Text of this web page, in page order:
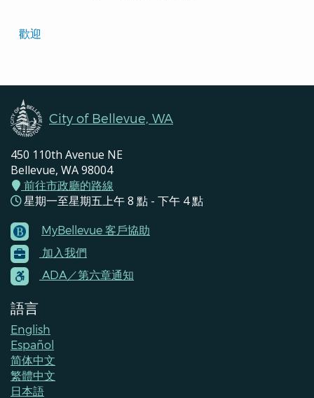
Translated
歡迎
City of Bellevue, WA
450 110th Avenue NE
Bellevue, WA 98004
前往市政廳的路線
星期一至星期五上午 8 點 - 下午 4 點
Footer
Menu
Contacts
MyBellevue 客戶協助
加入我們
ADA／第六章通知
語言
English
Español
简体中文
繁體中文
日本語